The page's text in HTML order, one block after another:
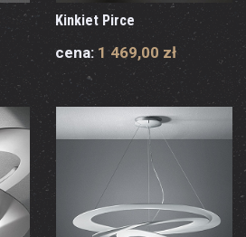
Kinkiet Pirce
cena: 1 469,00 zł